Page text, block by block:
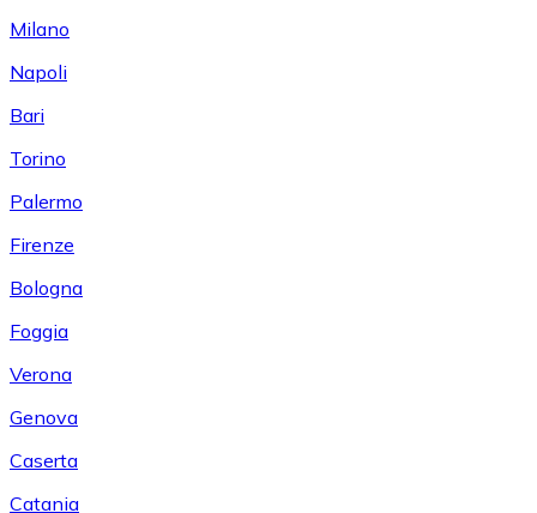
Milano
Napoli
Bari
Torino
Palermo
Firenze
Bologna
Foggia
Verona
Genova
Caserta
Catania